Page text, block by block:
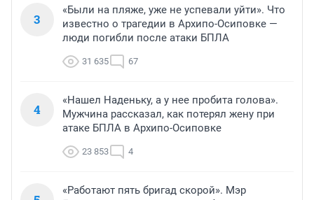
3
«Были на пляже, уже не успевали уйти». Что
известно о трагедии в Архипо-Осиповке —
люди погибли после атаки БПЛА
31 635 67
4
«Нашел Наденьку, а у нее пробита голова».
Мужчина рассказал, как потерял жену при
атаке БПЛА в Архипо-Осиповке
23 853 4
«Работают пять бригад скорой». Мэр